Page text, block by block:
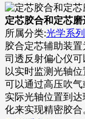
定芯胶合和定芯
所属分类:光学系列
胶合定芯辅助装
司透反射偏心仪
以实时监测光轴
可以通过高压吹
实际光轴位置到
化来实现精密胶